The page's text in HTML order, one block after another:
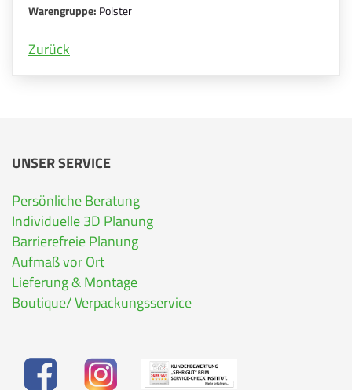
Warengruppe: Polster
Zurück
UNSER SERVICE
Persönliche Beratung
Individuelle 3D Planung
Barrierefreie Planung
Aufmaß vor Ort
Lieferung & Montage
Boutique/ Verpackungsservice